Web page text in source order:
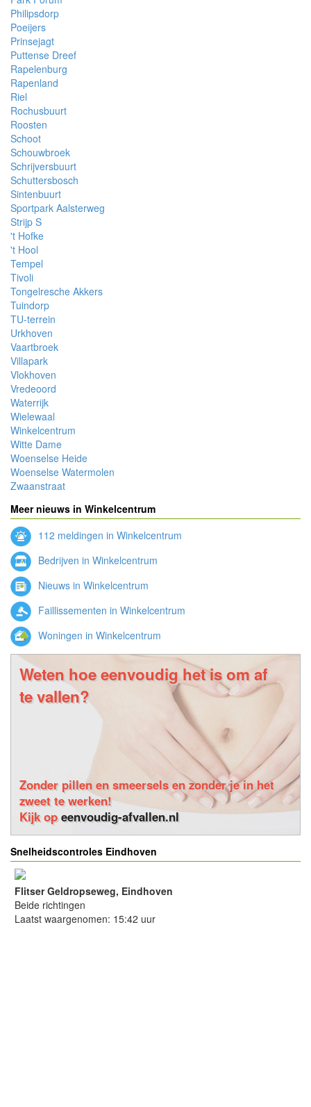
Philipsdorp
Poeijers
Prinsejagt
Puttense Dreef
Rapelenburg
Rapenland
Riel
Rochusbuurt
Roosten
Schoot
Schouwbroek
Schrijversbuurt
Schuttersbosch
Sintenbuurt
Sportpark Aalsterweg
Strijp S
't Hofke
't Hool
Tempel
Tivoli
Tongelresche Akkers
Tuindorp
TU-terrein
Urkhoven
Vaartbroek
Villapark
Vlokhoven
Vredeoord
Waterrijk
Wielewaal
Winkelcentrum
Witte Dame
Woenselse Heide
Woenselse Watermolen
Zwaanstraat
Meer nieuws in Winkelcentrum
112 meldingen in Winkelcentrum
Bedrijven in Winkelcentrum
Nieuws in Winkelcentrum
Faillissementen in Winkelcentrum
Woningen in Winkelcentrum
Weten hoe eenvoudig het is om af
te vallen?
Zonder pillen en smeersels en zonder je in het
zweet te werken!
Kijk opeenvoudig-afvallen.nl
Snelheidscontroles Eindhoven
Flitser Geldropseweg, Eindhoven
Beide richtingen
Laatst waargenomen: 15:42 uur